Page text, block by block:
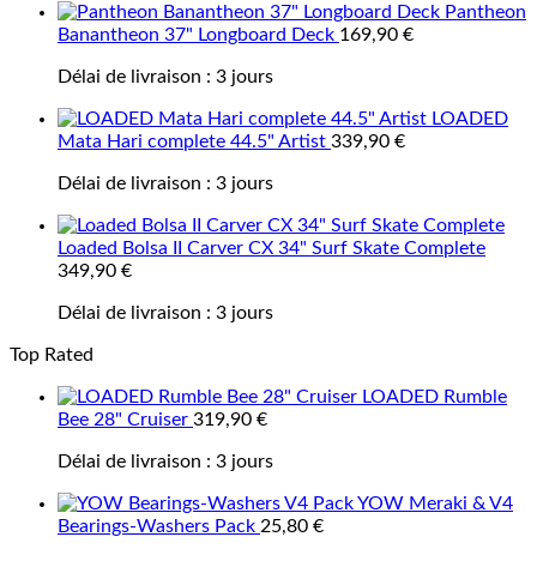
Pantheon
Banantheon 37" Longboard Deck 169,90 €
Délai de livraison : 3 jours
LOADED
Mata Hari complete 44.5" Artist 339,90 €
Délai de livraison : 3 jours
Loaded Bolsa II Carver CX 34" Surf Skate Complete
349,90 €
Délai de livraison : 3 jours
Top Rated
LOADED Rumble
Bee 28" Cruiser 319,90 €
Délai de livraison : 3 jours
YOW Meraki & V4
Bearings-Washers Pack 25,80 €